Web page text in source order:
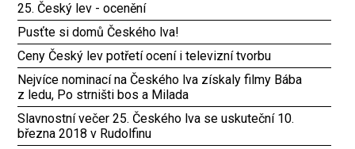
25. Český lev - ocenění
Pusťte si domů Českého lva!
Ceny Český lev potřetí ocení i televizní tvorbu
Nejvíce nominací na Českého lva získaly filmy Bába
z ledu, Po strništi bos a Milada
Slavnostní večer 25. Českého lva se uskuteční 10.
března 2018 v Rudolfinu